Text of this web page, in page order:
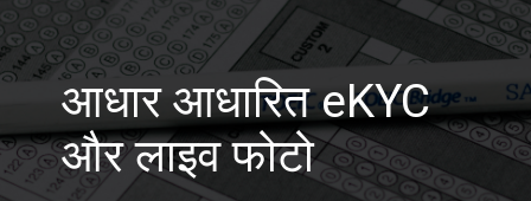
आधार आधारित eKYC
और लाइव फोटो